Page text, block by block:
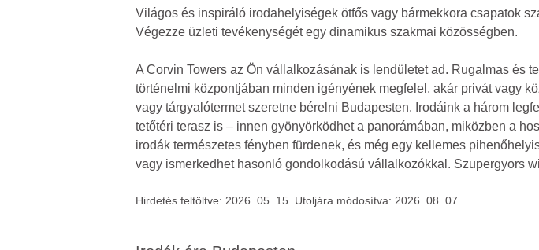
Világos és inspiráló irodahelyiségek ötfős vagy bármekkora csapatok
Végezze üzleti tevékenységét egy dinamikus szakmai közösségben.
A Corvin Towers az Ön vállalkozásának is lendületet ad. Rugalmas és
történelmi központjában minden igényének megfelel, akár privát vagy
vagy tárgyalótermet szeretne bérelni Budapesten. Irodáink a három
tetőtéri terasz is – innen gyönyörködhet a panorámában, miközben a
irodák természetes fényben fürdenek, és még egy kellemes
vagy ismerkedhet hasonló gondolkodású vállalkozókkal. Szupergyors
Hirdetés feltöltve: 2026. 05. 15. Utoljára módosítva: 2026. 08. 07.